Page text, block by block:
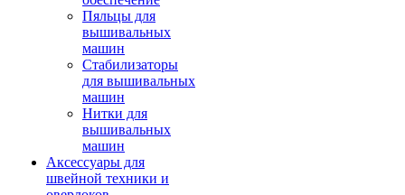
Пяльцы для
вышивальных
машин
Стабилизаторы
для вышивальных
машин
Нитки для
вышивальных
машин
Аксессуары для
швейной техники и